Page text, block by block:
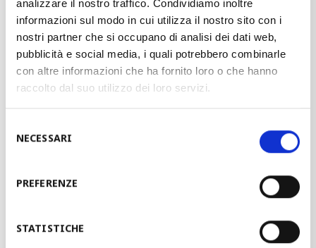
analizzare il nostro traffico. Condividiamo inoltre
informazioni sul modo in cui utilizza il nostro sito con i
nostri partner che si occupano di analisi dei dati web,
pubblicità e social media, i quali potrebbero combinarle
con altre informazioni che ha fornito loro o che hanno
raccolto dal suo utilizzo dei loro servizi.
delNECESSARI
PREFERENZE
STATISTICHE
Perfilagem 3D
Perfilagem flexível
Perfilagem tipo cassete